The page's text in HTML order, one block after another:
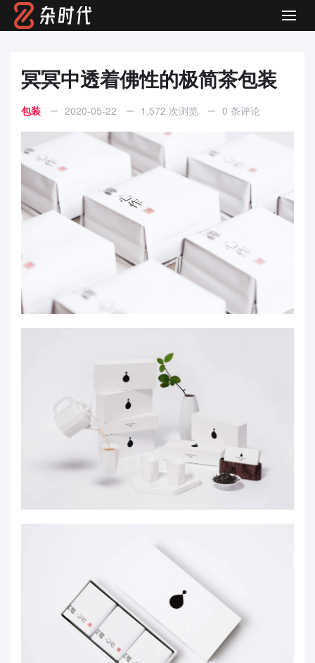
Menu
冥冥中透着佛性的极简茶包装
包装 2020-05-22 1,572 次浏览 0 条评论